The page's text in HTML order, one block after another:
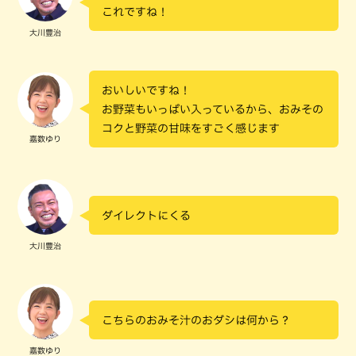
大川豊治
これですね！
嘉数ゆり
おいしいですね！
お野菜もいっぱい入っているから、おみその
コクと野菜の甘味をすごく感じます
大川豊治
ダイレクトにくる
嘉数ゆり
こちらのおみそ汁のおダシは何から？